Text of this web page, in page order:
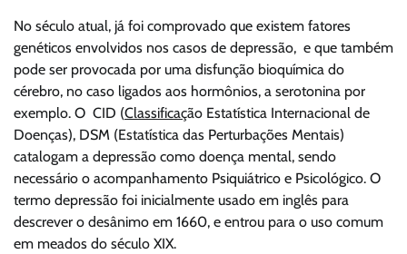
No século atual, já foi comprovado que existem fatores
genéticos envolvidos nos casos de depressão, e que também
pode ser provocada por uma disfunção bioquímica do
cérebro, no caso ligados aos hormônios, a serotonina por
exemplo. O CID (Classificação Estatística Internacional de
Doenças), DSM (Estatística das Perturbações Mentais)
catalogam a depressão como doença mental, sendo
necessário o acompanhamento Psiquiátrico e Psicológico. O
termo depressão foi inicialmente usado em inglês para
descrever o desânimo em 1660, e entrou para o uso comum
em meados do século XIX.